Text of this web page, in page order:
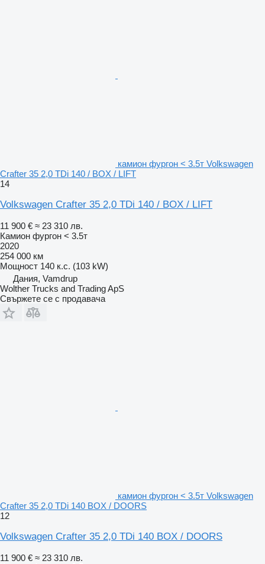
камион фургон < 3.5т Volkswagen
Crafter 35 2,0 TDi 140 / BOX / LIFT
14
Volkswagen Crafter 35 2,0 TDi 140 / BOX / LIFT
11 900 € ≈ 23 310 лв.
Камион фургон < 3.5т
2020
254 000 км
Мощност 140 к.с. (103 kW)
Дания, Vamdrup
Wolther Trucks and Trading ApS
Свържете се с продавача
камион фургон < 3.5т Volkswagen
Crafter 35 2,0 TDi 140 BOX / DOORS
12
Volkswagen Crafter 35 2,0 TDi 140 BOX / DOORS
11 900 € ≈ 23 310 лв.